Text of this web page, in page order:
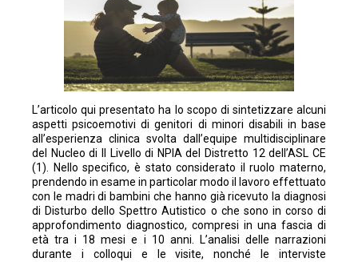
L’articolo qui presentato ha lo scopo di sintetizzare alcuni
aspetti psicoemotivi di genitori di minori disabili in base
all’esperienza clinica svolta dall’equipe multidisciplinare
del Nucleo di II Livello di NPIA del Distretto 12 dell’ASL CE
(1). Nello specifico, è stato considerato il ruolo materno,
prendendo in esame in particolar modo il lavoro effettuato
con le madri di bambini che hanno già ricevuto la diagnosi
di Disturbo dello Spettro Autistico o che sono in corso di
approfondimento diagnostico, compresi in una fascia di
età tra i 18 mesi e i 10 anni. L’analisi delle narrazioni
durante i colloqui e le visite, nonché le interviste